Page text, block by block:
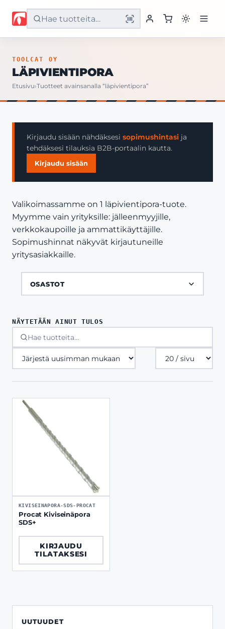
Etusivu
Yritys
Yhteystiedot
TOOLCAT OY
LÄPIVIENTIPORA
Etusivu›Tuotteet avainsanalla “läpivientipora”
Kirjaudu sisään nähdäksesi sopimushintasi ja
tehdäksesi tilauksia B2B-portaalin kautta.
Kirjaudu sisään
Valikoimassamme on 1 läpivientipora-tuote.
Myymme vain yrityksille: jälleenmyyjille,
verkkokaupoille ja ammattikäyttäjille.
Sopimushinnat näkyvät kirjautuneille
yritysasiakkaille.
OSASTOT
UUTUUDET
NÄYTETÄÄN AINUT TULOS
Tuotteita
sivulla
KIVISEINAPORA-SDS-PROCAT
Procat Kiviseinäpora
SDS+
KIRJAUDU
TILATAKSESI